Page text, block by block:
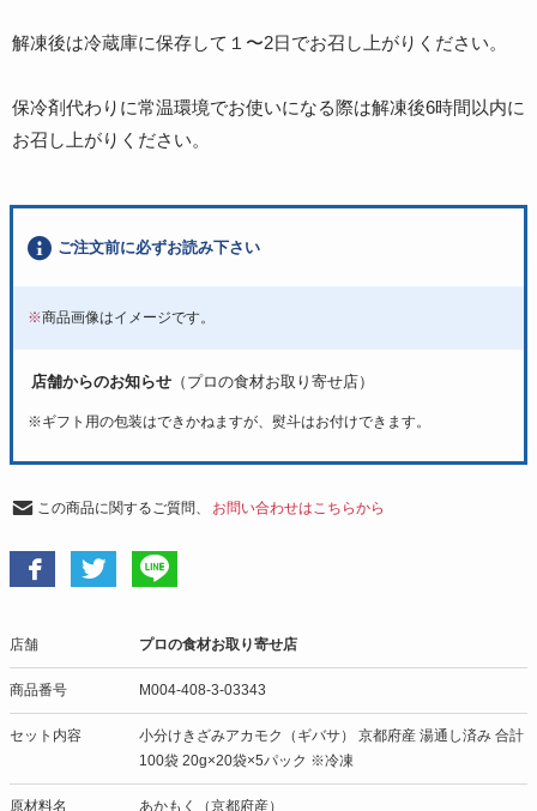
解凍後は冷蔵庫に保存して１〜2日でお召し上がりください。
保冷剤代わりに常温環境でお使いになる際は解凍後6時間以内に
お召し上がりください。
ご注文前に必ずお読み下さい
※商品画像はイメージです。
店舗からのお知らせ （プロの食材お取り寄せ店）
※ギフト用の包装はできかねますが、熨斗はお付けできます。
この商品に関するご質問、 お問い合わせはこちらから
店舗 プロの食材お取り寄せ店
商品番号 M004-408-3-03343
セット内容
小分けきざみアカモク（ギバサ） 京都府産 湯通し済み 合計
100袋 20g×20袋×5パック ※冷凍
原材料名 あかもく（京都府産）